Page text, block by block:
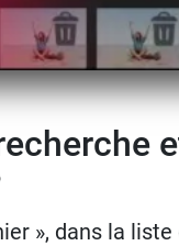
», dans la